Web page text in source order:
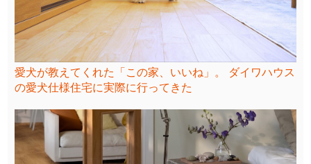
愛犬が教えてくれた「この家、いいね」。 ダイワハウス
の愛犬仕様住宅に実際に行ってきた